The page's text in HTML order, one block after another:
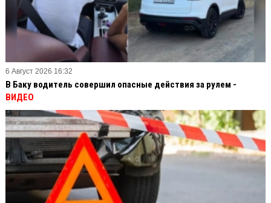
6 Август 2026 16:32
В Баку водитель совершил опасные действия за рулем -
ВИДЕО